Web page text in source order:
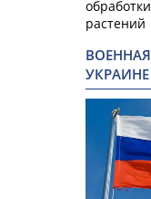
растений
УКРАИНЕ